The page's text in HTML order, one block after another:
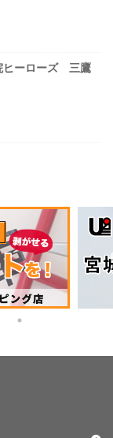
ヒーローズ 三鷹